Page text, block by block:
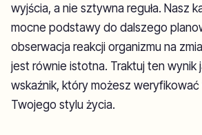
wyjścia, a nie sztywna reguła. Nasz
mocne podstawy do dalszego
obserwacja reakcji organizmu na
jest równie istotna. Traktuj ten wynik
wskaźnik, który możesz
Twojego stylu życia.